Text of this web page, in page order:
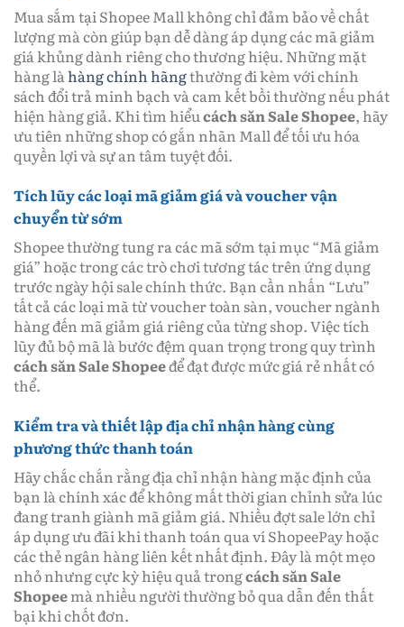
Mua sắm tại Shopee Mall không chỉ đảm bảo về chất
lượng mà còn giúp bạn dễ dàng áp dụng các mã giảm
giá khủng dành riêng cho thương hiệu. Những mặt
hàng làhàng chính hãngthường đi kèm với chính
sách đổi trả minh bạch và cam kết bồi thường nếu phát
hiện hàng giả. Khi tìm hiểucách săn Sale Shopee, hãy
ưu tiên những shop có gắn nhãn Mall để tối ưu hóa
quyền lợi và sự an tâm tuyệt đối.
Tích lũy các loại mã giảm giá và voucher vận
chuyển từ sớm
Shopee thường tung ra các mã sớm tại mục “Mã giảm
giá” hoặc trong các trò chơi tương tác trên ứng dụng
trước ngày hội sale chính thức. Bạn cần nhấn “Lưu”
tất cả các loại mã từ voucher toàn sàn, voucher ngành
hàng đến mã giảm giá riêng của từng shop. Việc tích
lũy đủ bộ mã là bước đệm quan trọng trong quy trình
cách săn Sale Shopeeđể đạt được mức giá rẻ nhất có
thể.
Kiểm tra và thiết lập địa chỉ nhận hàng cùng
phương thức thanh toán
Hãy chắc chắn rằng địa chỉ nhận hàng mặc định của
bạn là chính xác để không mất thời gian chỉnh sửa lúc
đang tranh giành mã giảm giá. Nhiều đợt sale lớn chỉ
áp dụng ưu đãi khi thanh toán qua ví ShopeePay hoặc
các thẻ ngân hàng liên kết nhất định. Đây là một mẹo
nhỏ nhưng cực kỳ hiệu quả trongcách săn Sale
Shopeemà nhiều người thường bỏ qua dẫn đến thất
bại khi chốt đơn.